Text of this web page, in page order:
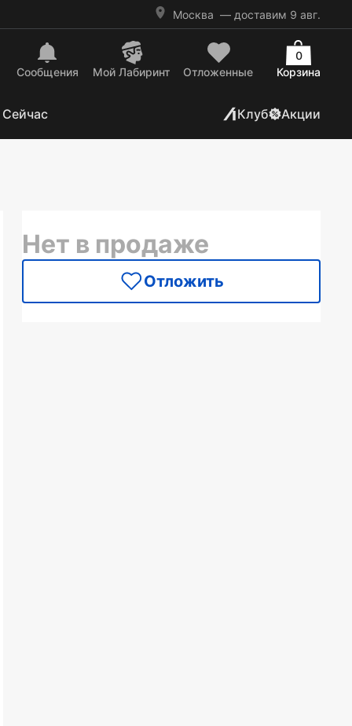
Москва — доставим 9 авг.
Сообщения Mой Лабиринт Отложенные Корзина
0
Клуб Акции
Нет в продаже
Отложить